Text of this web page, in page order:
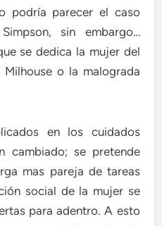
podría parecer el caso
sin embargo…
se dedica la mujer del
o la malograda
en los cuidados
cambiado; se pretende
mas pareja de tareas
social de la mujer se
para adentro. A esto